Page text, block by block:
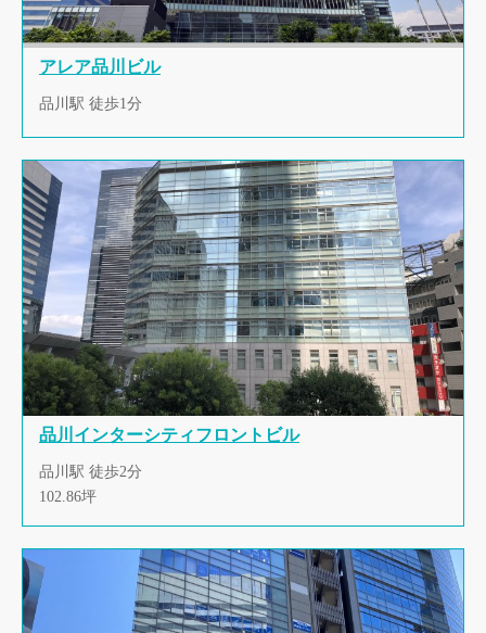
アレア品川ビル
品川駅 徒歩1分
品川インターシティフロントビル
品川駅 徒歩2分
102.86坪